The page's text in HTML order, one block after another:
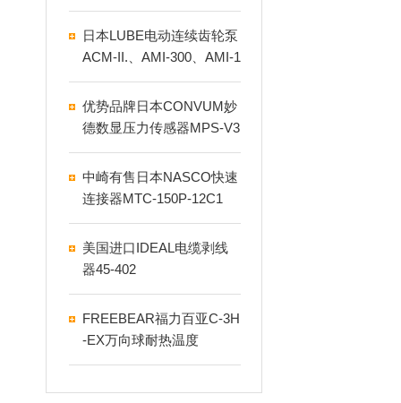
日本LUBE电动连续齿轮泵
ACM-II.、AMI-300、AMI-1
000如何正确使用
优势品牌日本CONVUM妙
德数显压力传感器MPS-V3
5R-NCA
中崎有售日本NASCO快速
连接器MTC-150P-12C1
美国进口IDEAL电缆剥线
器​45-402
FREEBEAR福力百亚C-3H
-EX万向球耐热温度